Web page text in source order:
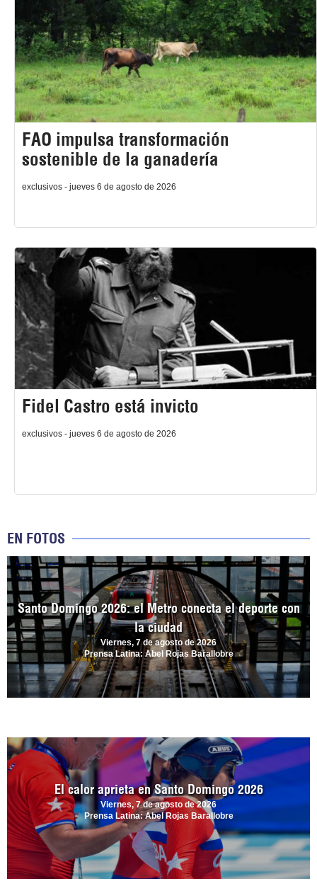
FAO impulsa transformación
sostenible de la ganadería
exclusivos - jueves 6 de agosto de 2026
Fidel Castro está invicto
exclusivos - jueves 6 de agosto de 2026
EN FOTOS
Santo Domingo 2026: el Metro conecta el deporte con
la ciudad
Viernes, 7 de agosto de 2026
Prensa Latina: Abel Rojas Barallobre
El calor aprieta en Santo Domingo 2026
Viernes, 7 de agosto de 2026
Prensa Latina: Abel Rojas Barallobre